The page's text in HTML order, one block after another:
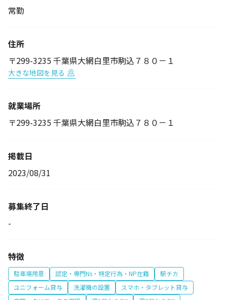
常勤
住所
〒299-3235 千葉県大網白里市駒込７８０－１
大きな地図を見る
就業場所
〒299-3235 千葉県大網白里市駒込７８０－１
掲載日
2023/08/31
募集終了日
-
特徴
駐車場用意 認定・専門Ns・特定行為・NP在籍
駅チカ
ユニフォーム貸与
洗濯機の設置
スマホ・タブレット貸与